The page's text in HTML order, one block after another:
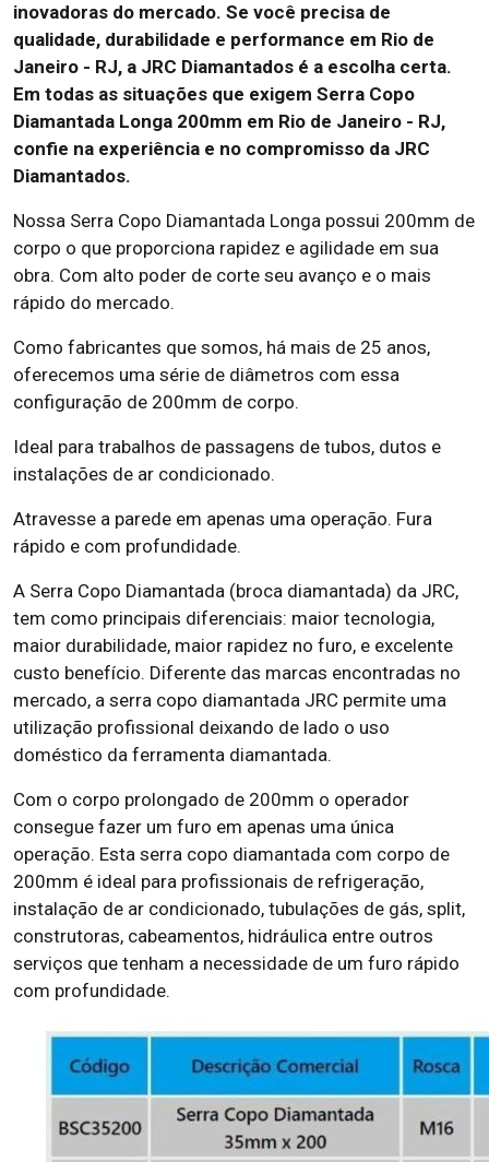
inovadoras do mercado. Se você precisa de
qualidade, durabilidade e performance em Rio de
Janeiro - RJ, a JRC Diamantados é a escolha certa.
Em todas as situações que exigem Serra Copo
Diamantada Longa 200mm em Rio de Janeiro - RJ,
confie na experiência e no compromisso da JRC
Diamantados.
Nossa Serra Copo Diamantada Longa possui 200mm de
corpo o que proporciona rapidez e agilidade em sua
obra. Com alto poder de corte seu avanço e o mais
rápido do mercado.
Como fabricantes que somos, há mais de 25 anos,
oferecemos uma série de diâmetros com essa
configuração de 200mm de corpo.
Ideal para trabalhos de passagens de tubos, dutos e
instalações de ar condicionado.
Atravesse a parede em apenas uma operação. Fura
rápido e com profundidade.
A Serra Copo Diamantada (broca diamantada) da JRC,
tem como principais diferenciais: maior tecnologia,
maior durabilidade, maior rapidez no furo, e excelente
custo benefício. Diferente das marcas encontradas no
mercado, a serra copo diamantada JRC permite uma
utilização profissional deixando de lado o uso
doméstico da ferramenta diamantada.
Com o corpo prolongado de 200mm o operador
consegue fazer um furo em apenas uma única
operação. Esta serra copo diamantada com corpo de
200mm é ideal para profissionais de refrigeração,
instalação de ar condicionado, tubulações de gás, split,
construtoras, cabeamentos, hidráulica entre outros
serviços que tenham a necessidade de um furo rápido
com profundidade.